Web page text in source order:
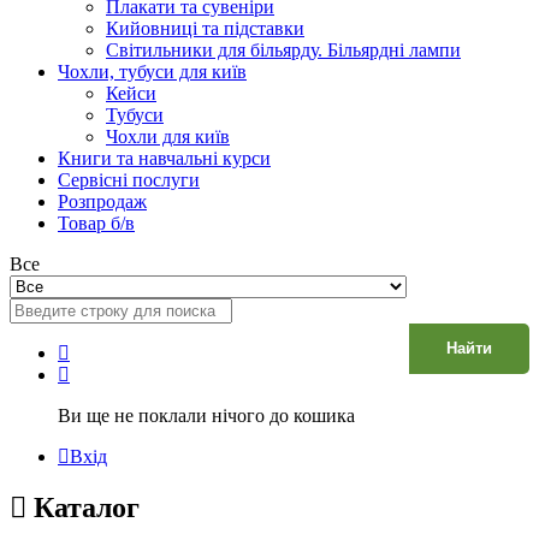
Плакати та сувеніри
Кийовниці та підставки
Світильники для більярду. Більярдні лампи
Чохли, тубуси для київ
Кейси
Тубуси
Чохли для київ
Книги та навчальні курси
Сервісні послуги
Розпродаж
Товар б/в
Все
Найти
Ви ще не поклали нічого до кошика
Вхід
Каталог